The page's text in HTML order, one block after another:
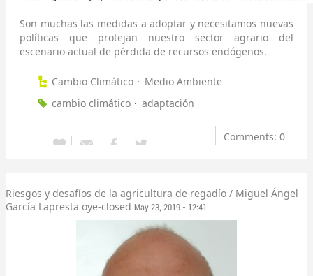
Son muchas las medidas a adoptar y necesitamos nuevas
políticas que protejan nuestro sector agrario del
escenario actual de pérdida de recursos endógenos.
Cambio Climático
Medio Ambiente
cambio climático
adaptación
Comments: 0
Riesgos y desafíos de la agricultura de regadío / Miguel Ángel
García Lapresta oye-closed May 23, 2019 - 12:41